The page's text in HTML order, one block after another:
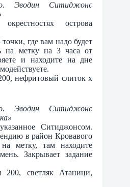
Эводин Ситиджонс
острова
где вам надо будет
на метку на 3 часа от
и находите на дне
нефритовый слиток х
Эводин Ситиджонс
Ситиджонсом.
в район Кровавого
метку, там находите
Закрывает задание
200, светляк Атаници,